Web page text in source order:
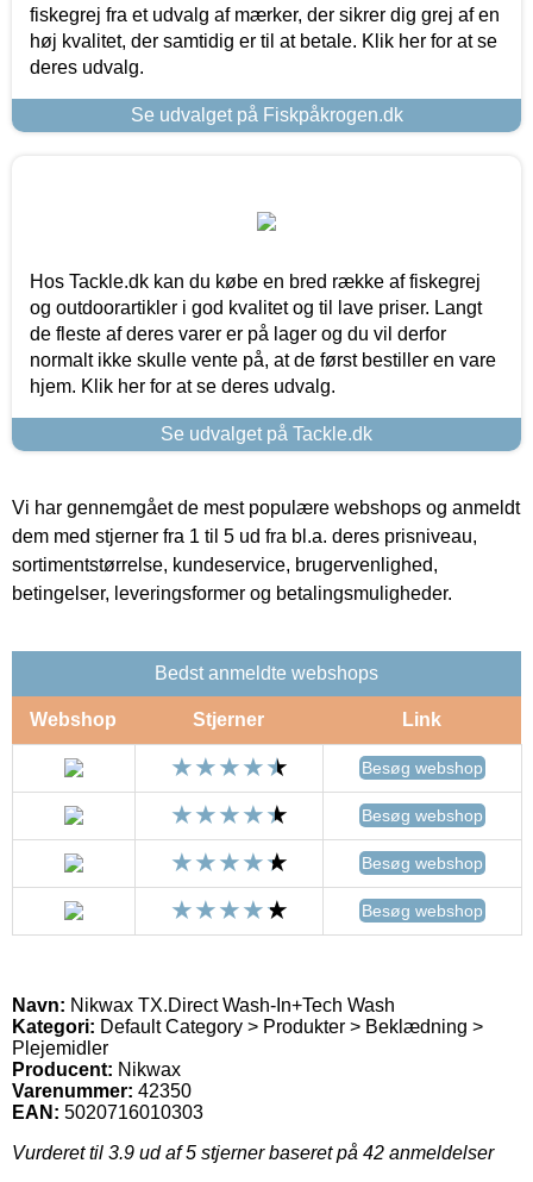
fiskegrej fra et udvalg af mærker, der sikrer dig grej af en
høj kvalitet, der samtidig er til at betale. Klik her for at se
deres udvalg.
Se udvalget på Fiskpåkrogen.dk
Hos Tackle.dk kan du købe en bred række af fiskegrej
og outdoorartikler i god kvalitet og til lave priser. Langt
de fleste af deres varer er på lager og du vil derfor
normalt ikke skulle vente på, at de først bestiller en vare
hjem. Klik her for at se deres udvalg.
Se udvalget på Tackle.dk
Vi har gennemgået de mest populære webshops og anmeldt
dem med stjerner fra 1 til 5 ud fra bl.a. deres prisniveau,
sortimentstørrelse, kundeservice, brugervenlighed,
betingelser, leveringsformer og betalingsmuligheder.
Bedst anmeldte webshops
Webshop Stjerner Link
Besøg webshop
Besøg webshop
Besøg webshop
Besøg webshop
Navn: Nikwax TX.Direct Wash-In+Tech Wash
Kategori: Default Category > Produkter > Beklædning >
Plejemidler
Producent: Nikwax
Varenummer: 42350
EAN: 5020716010303
Vurderet til 3.9 ud af 5 stjerner baseret på 42 anmeldelser